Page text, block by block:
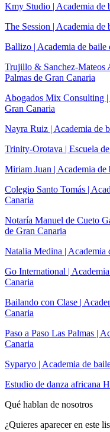
Kmy Studio | Academia de
The Session | Academia de
Ballizo | Academia de baile
Trujillo & Sanchez-Mateos
Palmas de Gran Canaria
Abogados Mix Consulting |
Gran Canaria
Nayra Ruiz | Academia de
Trinity-Orotava | Escuela
Miriam Juan | Academia de
Colegio Santo Tomás |
Canaria
Notaría Manuel de Cueto
de Gran Canaria
Natalia Medina | Academia
Go International |
Canaria
Bailando con Clase |
Canaria
Paso a Paso Las Palmas |
Canaria
Syparyo | Academia de
Estudio de danza africana
Qué hablan de nosotros
¿Quieres aparecer en este